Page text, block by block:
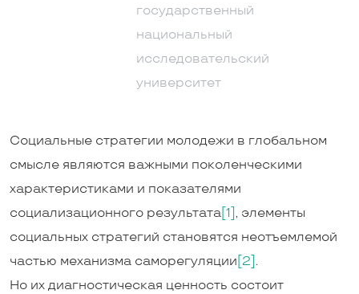
государственный
национальный
исследовательский
университет
Социальные стратегии молодежи в глобальном
смысле являются важными поколенческими
характеристиками и показателями
социализационного результата [1] , элементы
социальных стратегий становятся неотъемлемой
частью механизма саморегуляции [2] .
Но их диагностическая ценность состоит